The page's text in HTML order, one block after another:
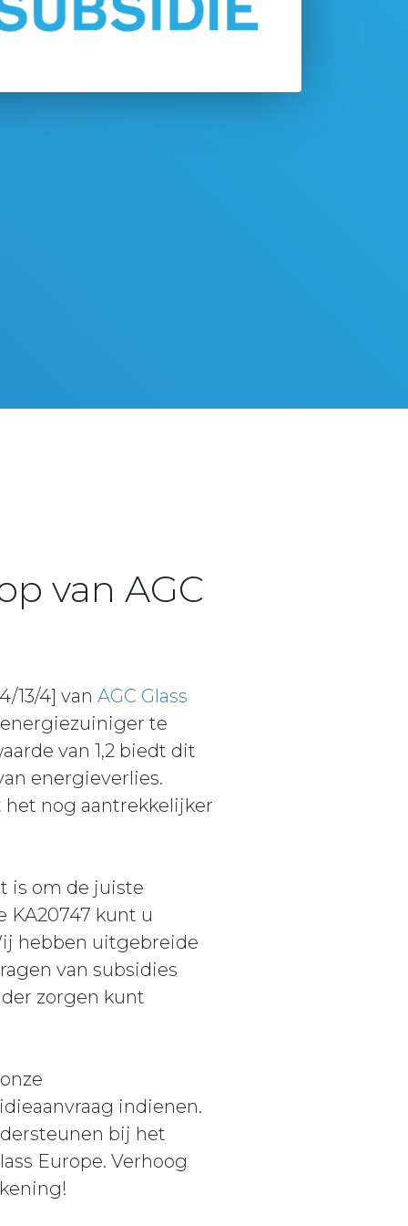
van AGC
13/4] van AGC Glass
te
van 1,2 biedt dit
energieverlies.
nog aantrekkelijker
is om de juiste
KA20747 kunt u
hebben uitgebreide
van subsidies
zorgen kunt
indienen.
bij het
Europe. Verhoog